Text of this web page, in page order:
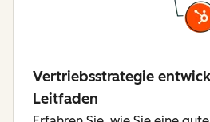
Vertriebsstrategie
Leitfaden